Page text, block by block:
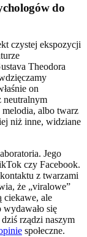
do
czystej ekspozycji
Theodora
on
neutralnym
albo twarz
niż inne, widziane
Jego
czy Facebook.
z twarzami
że „viralowe”
ciekawe, ale
się
rządzi naszym
społeczne.